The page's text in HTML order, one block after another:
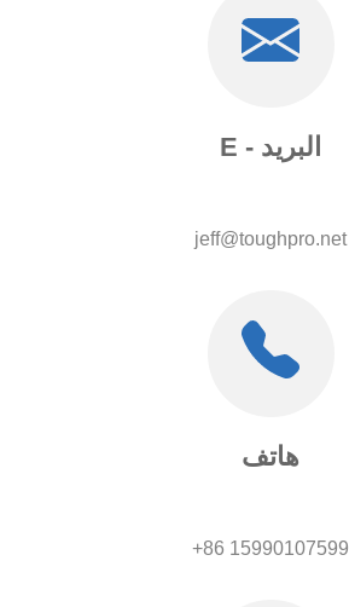
E - البريد
jeff@toughpro.net
هاتف
+86 15990107599